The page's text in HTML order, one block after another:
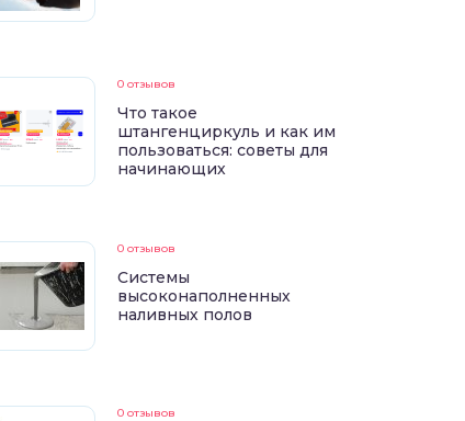
0 отзывов
Что такое
штангенциркуль и как им
пользоваться: советы для
начинающих
0 отзывов
Системы
высоконаполненных
наливных полов
0 отзывов